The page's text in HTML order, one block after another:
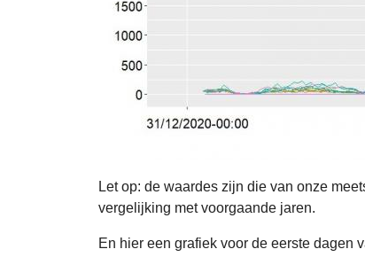
Let op: de waardes zijn die van onze
vergelijking met voorgaande jaren.
En hier een grafiek voor de eerste dagen